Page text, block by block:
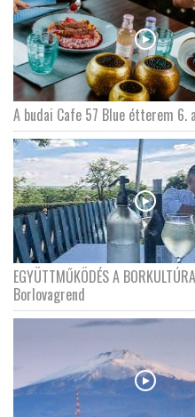
A budai Cafe 57 Blue étterem
EGYÜTTMŰKÖDÉS A
Borlovagrend